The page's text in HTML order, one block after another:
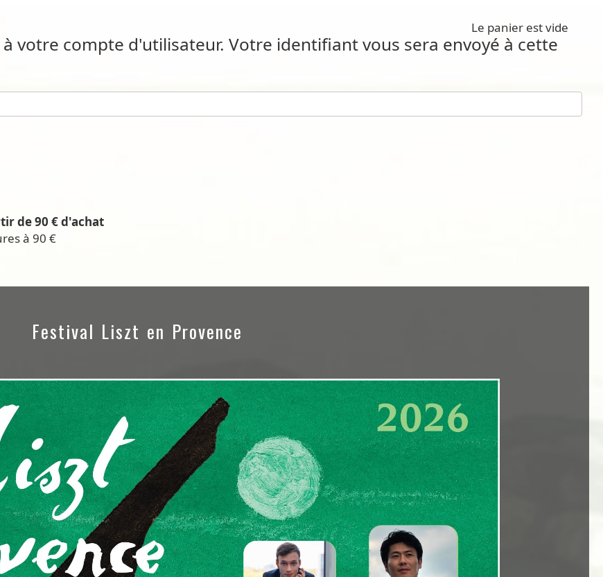
Le panier est vide
votre compte d'utilisateur. Votre identifiant vous sera envoyé à cette
de 90 € d'achat
à 90 €
Festival Liszt en Provence